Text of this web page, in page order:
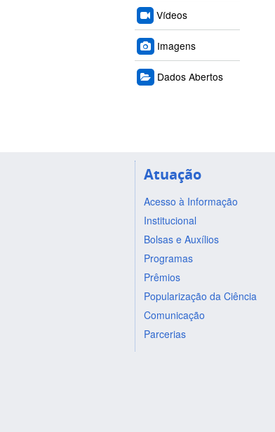
Vídeos
Imagens
Dados Abertos
Atuação
Acesso à Informação
Institucional
Bolsas e Auxílios
Programas
Prêmios
Popularização da Ciência
Comunicação
Parcerias